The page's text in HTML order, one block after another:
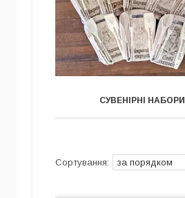
СУВЕНІРНІ НАБОРИ